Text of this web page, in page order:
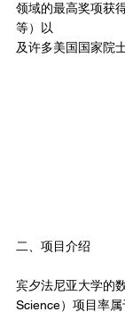
领域的最高奖项获
等）以
及许多美国国家院士
二、项目介绍
宾夕法尼亚大学的
Science）项目率